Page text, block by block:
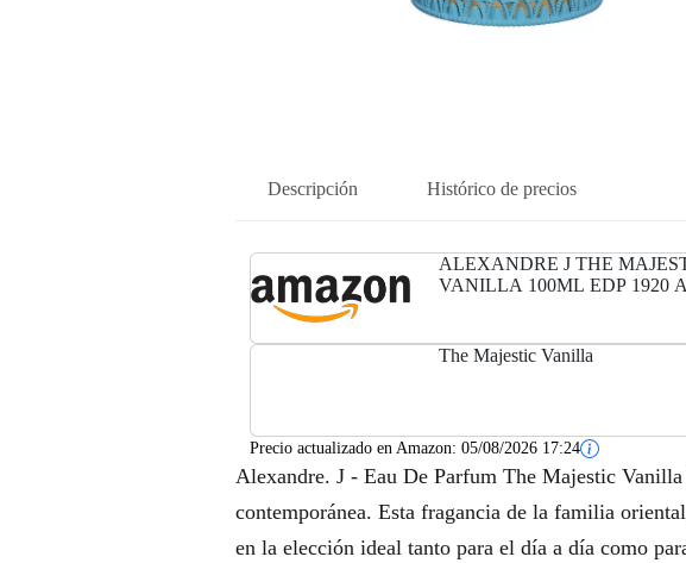
Descripción Histórico de precios
ALEXANDRE J THE
VANILLA 100ML EDP 1920
The Majestic Vanilla
Precio actualizado en Amazon: 05/08/2026 17:24
Alexandre. J - Eau De Parfum The Majestic
contemporánea. Esta fragancia de la familia
en la elección ideal tanto para el día a día como